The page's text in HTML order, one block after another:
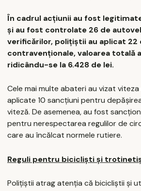
În cadrul acțiunii au fost
și au fost controlate 26 de
verificărilor, polițiștii au aplicat 22
contravenționale, valoarea totală
ridicându-se la 6.428 de lei.
Cele mai multe abateri au vizat viteza
aplicate 10 sancțiuni pentru
viteză. De asemenea, au fost
pentru nerespectarea regulilor de
care au încălcat normele rutiere.
Reguli pentru bicicliști și
Polițiștii atrag atenția că bicicliștii și